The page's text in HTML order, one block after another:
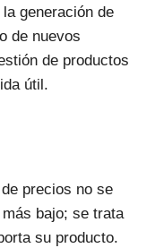
generación de
de nuevos
de productos
útil.
precios no se
bajo; se trata
su producto.